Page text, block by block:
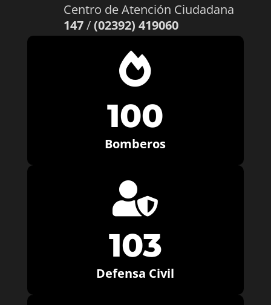
Centro de Atención Ciudadana
147/(02392) 419060

100
Bomberos

103
Defensa Civil